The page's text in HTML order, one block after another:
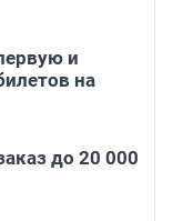
и
на
до 20 000